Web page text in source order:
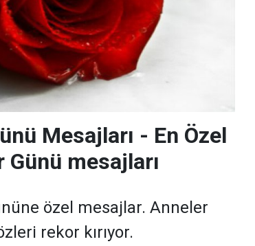
Mesajları - En Özel
mesajları
özel mesajlar. Anneler
rekor kırıyor.